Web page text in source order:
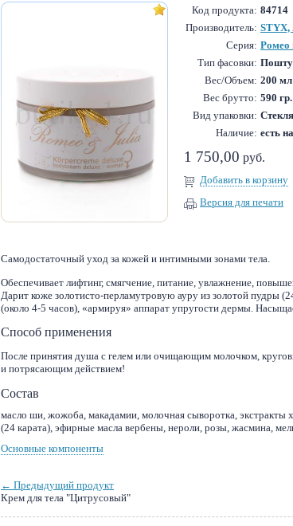
Код продукта: 84714
Производитель: STYX,
Серия: Ромео
Тип фасовки:
Вес/Объем: 200 мл
Вес брутто: 590 гр.
Вид упаковки:
Наличие: есть
1 750,00 руб.
Добавить в корзину
Версия для печати
Самодостаточный уход за кожей и интимными зонами тела.
Обеспечивает лифтинг, смягчение, питание, увлажнение,
Дарит коже золотисто-перламутровую ауру из золотой пудры
(около 4-5 часов), «армируя» аппарат упругости дермы.
Способ применения
После принятия душа с гелем или очищающим молочком,
и потрясающим действием!
Состав
масло ши, жожоба, макадамии, молочная сыворотка, экстракты
(24 карата), эфирные масла вербены, нероли, розы, жасмина,
Основные компоненты
← Предыдущий продукт
Крем для тела "Цитрусовый"